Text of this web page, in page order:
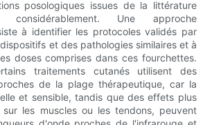
posologiques issues de la littérature
considérablement. Une approche
à identifier les protocoles validés par
et des pathologies similaires et à
doses comprises dans ces fourchettes.
traitements cutanés utilisent des
de la plage thérapeutique, car la
et sensible, tandis que des effets plus
sur les muscles ou les tendons, peuvent